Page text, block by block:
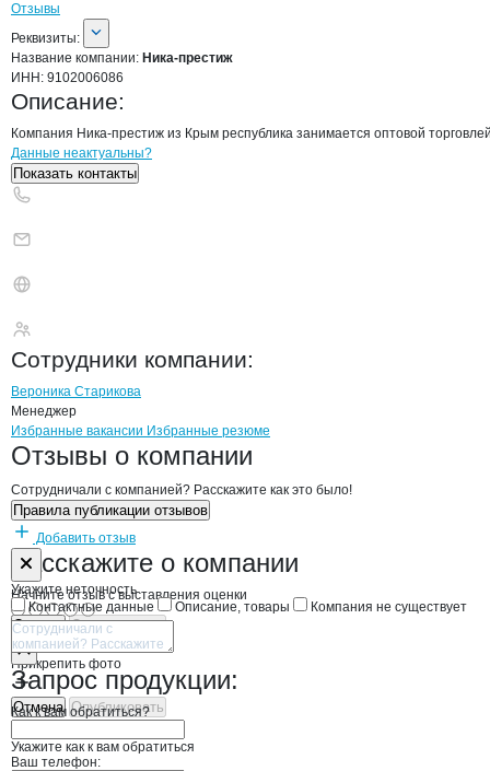
Отзывы
О компании
Реквизиты
Реквизиты:
Название компании: Ника-престиж
ИНН: 9102006086
Описание:
Компания Ника-престиж из Крым республика занимается оптовой
Контактыкомпании
+7(800)000-00-..
Данные неактуальны?
Показать контакты
Сотрудники компании:
Вероника Старикова
Менеджер
Брендыкомпани Ника-престиж
Вакансии вНика-престиж
Избранные вакансии Избранные резюме
Новости oНика-престиж, ООО
Отзывы о компании
Сотрудничали с компанией? Расскажите как это было!
Правила публикации отзывов
Добавить отзыв
Расскажите о компании
Начните отзыв с выставления оценки
Прикрепить фото
Отмена Опубликовать
Форма обратной связи о неточностях
Укажите неточность
Контактные данные
Описание, товары Компания не существует
Отмена Опубликовать
Запрос продукции:
Как к вам обратиться?
Укажите как к вам обратиться
Ваш телефон: